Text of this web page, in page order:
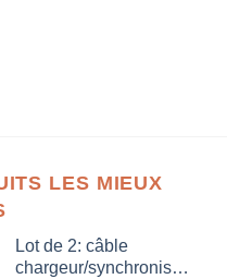
LES MIEUX
Lot de 2: câble
chargeur/synchronisation